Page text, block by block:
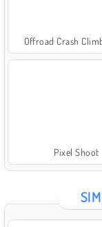
Offroad Crash
Pixel Shoot